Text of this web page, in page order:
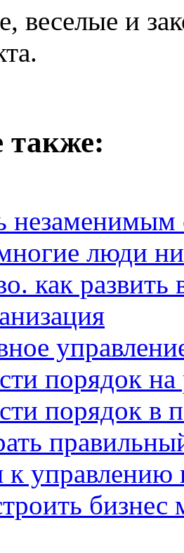
веселые и
также:
люди
как развить
порядок
порядок в
управлению
бизнес